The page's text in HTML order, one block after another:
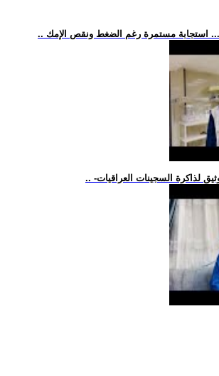
استجابة مستمرة رغم الضغط ونقص الإمك
لذاكرة السجينات العراقيات